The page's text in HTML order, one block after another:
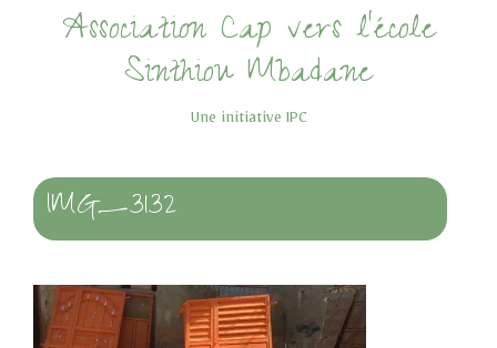
Association Cap vers l'école
Sinthiou Mbadane
Une initiative IPC
IMG_3132